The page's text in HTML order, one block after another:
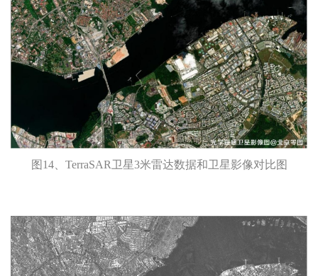
图14、TerraSAR卫星3米雷达数据和卫星影像对比图